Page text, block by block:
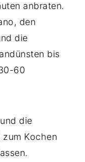
anbraten.
den
die
bis
60
die
Kochen